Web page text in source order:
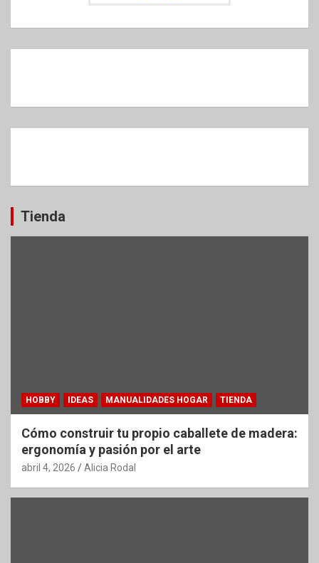
Tienda
HOBBY IDEAS MANUALIDADES HOGAR TIENDA
Cómo construir tu propio caballete de madera:
ergonomía y pasión por el arte
abril 4, 2026 Alicia Rodal